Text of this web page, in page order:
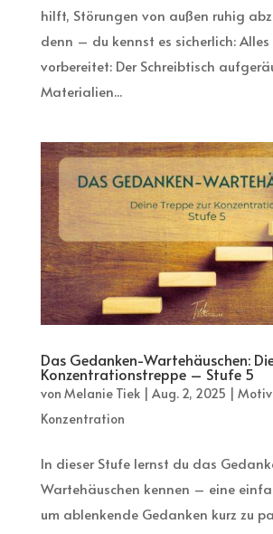
hilft, Störungen von außen ruhig
denn – du kennst es sicherlich:
vorbereitet: Der Schreibtisch
Materialien...
Das Gedanken-Wartehäuschen:
Konzentrationstreppe – Stufe 5
von Melanie Tiek| Aug. 2, 2025 |
Konzentration
In dieser Stufe lernst du das
Wartehäuschen kennen – eine
um ablenkende Gedanken kurz zu